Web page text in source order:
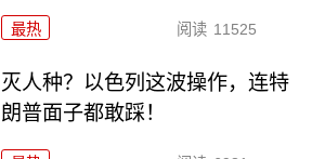
最热 阅读 11525
灭人种？以色列这波操作，连特
朗普面子都敢踩！